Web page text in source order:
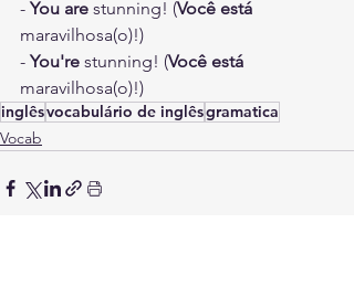
- You are stunning! (Você está
maravilhosa(o)!)
- You're stunning! (Você está
maravilhosa(o)!)
inglêsvocabulário de inglêsgramatica
Vocab